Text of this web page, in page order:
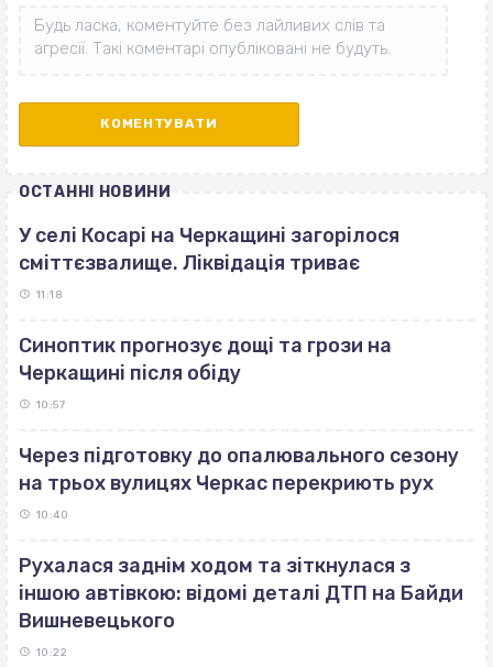
ОСТАННІ НОВИНИ
У селі Косарі на Черкащині загорілося
сміттєзвалище. Ліквідація триває
11:18
Синоптик прогнозує дощі та грози на
Черкащині після обіду
10:57
Через підготовку до опалювального сезону
на трьох вулицях Черкас перекриють рух
10:40
Рухалася заднім ходом та зіткнулася з
іншою автівкою: відомі деталі ДТП на Байди
Вишневецького
10:22